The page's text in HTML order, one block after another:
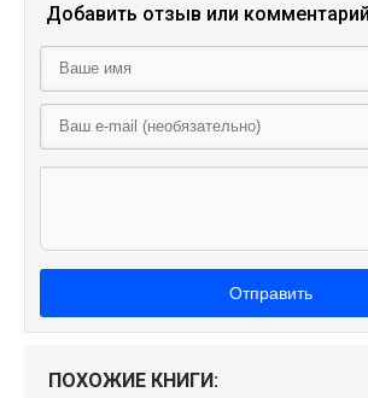
Добавить отзыв или
Отправить
ПОХОЖИЕ КНИГИ: